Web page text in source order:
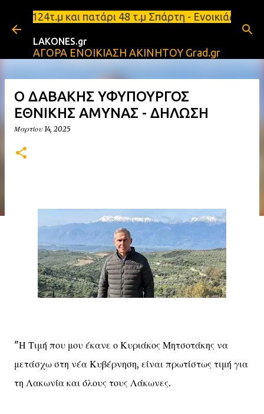
Μετάβαση στο κύριο περιεχόμενο
πατάρι 48 τ.μ Σπάρτη - Ενοικιάζεται
LAKONES.gr
ΑΓΟΡΑ ΕΝΟΙΚΙΑΣΗ ΑΚΙΝΗΤΟΥ Grad.gr
Ο ΔΑΒΑΚΗΣ ΥΦΥΠΟΥΡΓΟΣ
ΕΘΝΙΚΗΣ ΑΜΥΝΑΣ - ΔΗΛΩΣΗ
Μαρτίου 14, 2025
"Η Τιμή που μου έκανε ο Κυριάκος Μητσοτάκης να
μετάσχω στη νέα Κυβέρνηση, είναι πρωτίστως τιμή για
τη Λακωνία και όλους τους Λάκωνες.